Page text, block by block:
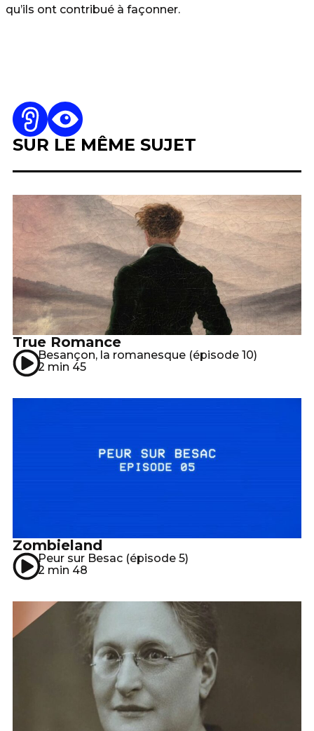
qu’ils ont contribué à façonner.
SUR LE MÊME SUJET
True Romance
Besançon, la romanesque (épisode 10)
2 min 45
Zombieland
Peur sur Besac (épisode 5)
2 min 48